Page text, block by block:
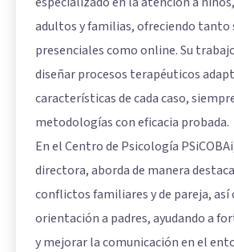
adultos y familias, ofreciendo tanto
presenciales como online. Su
diseñar procesos terapéuticos
características de cada caso,
metodologías con eficacia probada.
En el Centro de Psicología
directora, aborda de manera
conflictos familiares y de pareja, así
orientación a padres, ayudando a
y mejorar la comunicación en el